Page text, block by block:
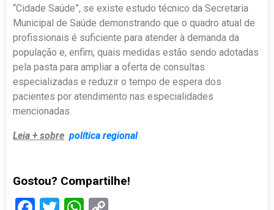
“Cidade Saúde”, se existe estudo técnico da Secretaria
Municipal de Saúde demonstrando que o quadro atual de
profissionais é suficiente para atender à demanda da
população e, enfim, quais medidas estão sendo adotadas
pela pasta para ampliar a oferta de consultas
especializadas e reduzir o tempo de espera dos
pacientes por atendimento nas especialidades
mencionadas.
Leia + sobre política regional
Gostou? Compartilhe!